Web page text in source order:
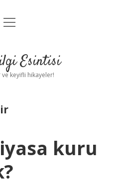
Uyarı
menüyü
Esintisi
keyifli hikayeler!
kuru